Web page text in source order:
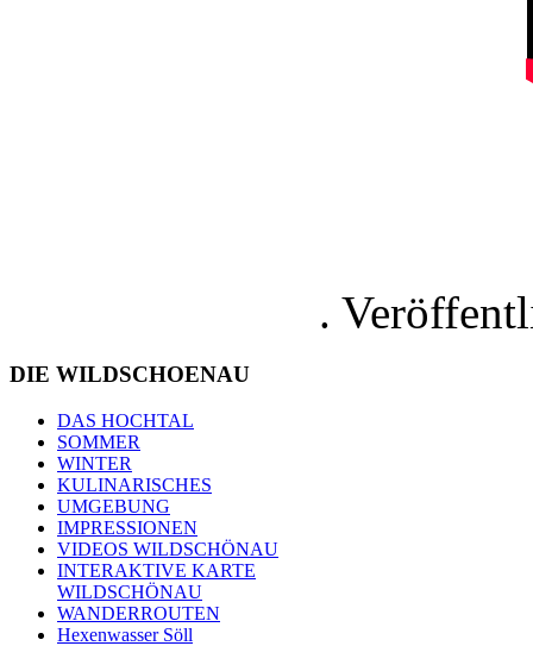
.
DIE WILDSCHOENAU
DAS HOCHTAL
SOMMER
WINTER
KULINARISCHES
UMGEBUNG
IMPRESSIONEN
VIDEOS WILDSCHÖNAU
INTERAKTIVE KARTE
WILDSCHÖNAU
WANDERROUTEN
Hexenwasser Söll